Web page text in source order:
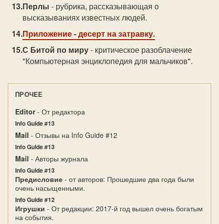
Перлы - рубрика, рассказывающая о
высказываниях известных людей.
Приложение- десерт на затравку.
С Битой по миру- критическое разоблачение
"Компьютерная энциклопедия для мальчиков".
ПРОЧЕЕ
Editor- От редактора
Info Guide #13
Mail - Отзывы на Info Guide #12
Info Guide #13
Mail - Авторы журнала
Info Guide #13
Предисловие - от авторов: Прошедшие два года были
очень насыщенными.
Info Guide #12
Игрушки - От редакции: 2017-й год вышел очень богатым
на события.